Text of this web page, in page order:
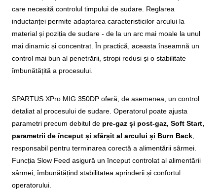
care necesită controlul timpului de sudare. Reglarea
inductanței permite adaptarea caracteristicilor arcului la
material și poziția de sudare - de la un arc mai moale la unul
mai dinamic și concentrat. În practică, aceasta înseamnă un
control mai bun al penetrării, stropi redusi și o stabilitate
îmbunătățită a procesului.
SPARTUS XPro MIG 350DP oferă, de asemenea, un control
detaliat al procesului de sudare. Operatorul poate ajusta
parametri precum debitul de pre-gaz și post-gaz, Soft Start,
parametrii de început și sfârșit al arcului și Burn Back
responsabil pentru terminarea corectă a alimentării sârmei.
Funcția Slow Feed asigură un început controlat al alimentării
sârmei, îmbunătățind stabilitatea aprinderii și confortul
operatorului.